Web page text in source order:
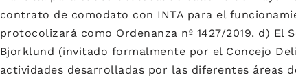
contrato de comodato con INTA para el
protocolizará como Ordenanza nº 1427/2019. d) El
Bjorklund (invitado formalmente por el Concejo
actividades desarrolladas por las diferentes áreas